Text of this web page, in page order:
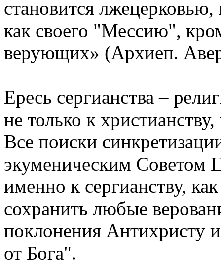
становится
как своего "Мессию",
верующих» (Архиеп.
Ересь сергианства –
не только к
Все поиски
экуменическим Советом
именно к сергианству,
сохранить любые
поклонения Антихристу
от Бога".